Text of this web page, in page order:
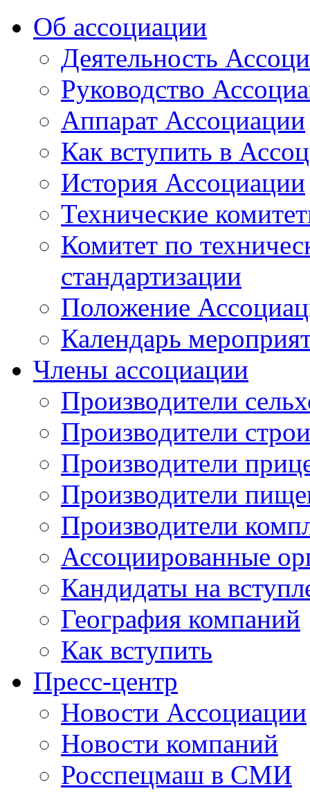
Об ассоциации
Деятельность
Руководство
Аппарат Ассоциации
Как вступить в
История Ассоциации
Технические
Комитет по
стандартизации
Положение
Календарь
Члены ассоциации
Производители
Производители
Производители
Производители
Производители
Ассоциированные
Кандидаты на
География компаний
Как вступить
Пресс-центр
Новости Ассоциации
Новости компаний
Росспецмаш в СМИ